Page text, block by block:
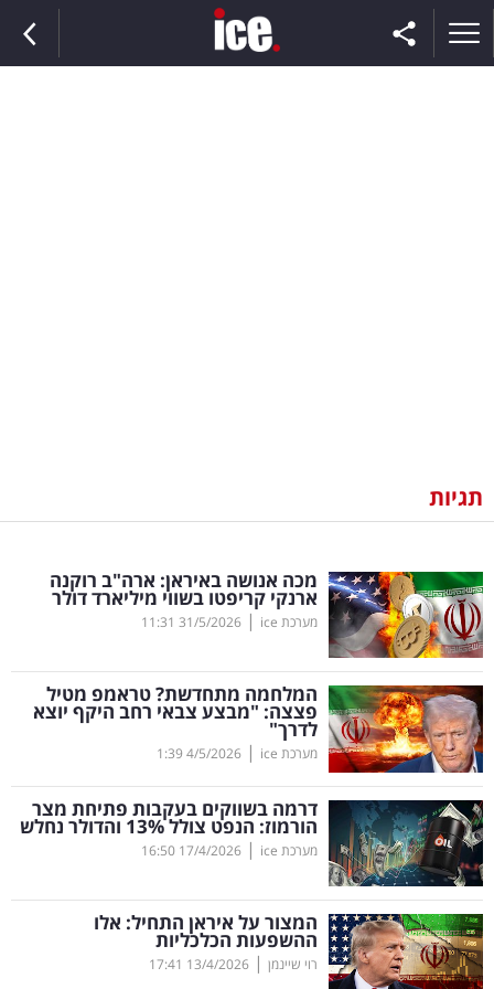
וצרכנות
דיגיטל
וטק
שיווק
ופרסום
משפט
מדדים
ומחקרים
דעות
רכילות
תגיות
מכה אנושה באיראן: ארה"ב רוקנה
ארנקי קריפטו בשווי מיליארד דולר
מערכת ice |
31/5/2026
11:31
המלחמה מתחדשת? טראמפ מטיל
פצצה: "מבצע צבאי רחב היקף יוצא
לדרך"
מערכת ice |
4/5/2026
1:39
דרמה בשווקים בעקבות פתיחת מצר
הורמוז: הנפט צולל 13% והדולר נחלש
מערכת ice |
17/4/2026
16:50
המצור על איראן התחיל: אלו
ההשפעות הכלכליות
רוי שיינמן |
13/4/2026
17:41